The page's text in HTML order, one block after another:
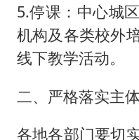
5.停课：中心城
机构及各类校外
线下教学活动。
二、严格落实主
各地各部门要切